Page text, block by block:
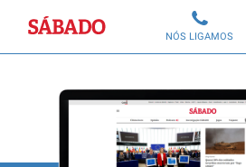
Sábado
NÓS LIGAMOS